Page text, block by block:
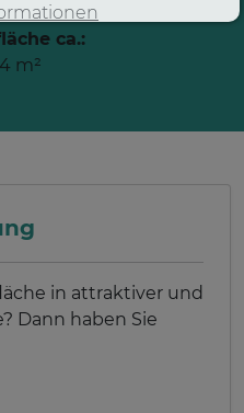
ca.:
m²
in attraktiver und
Dann haben Sie